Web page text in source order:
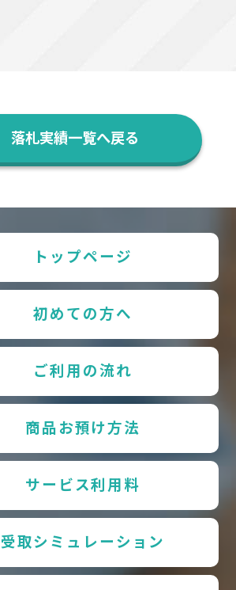
落札実績一覧へ戻る
トップページ
初めての方へ
ご利用の流れ
商品お預け方法
サービス利用料
受取シミュレーション